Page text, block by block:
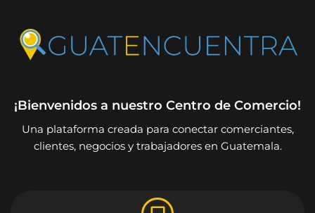
¡Bienvenidos a nuestro Centro de Comercio!
Una plataforma creada para conectar comerciantes,
clientes, negocios y trabajadores en Guatemala.